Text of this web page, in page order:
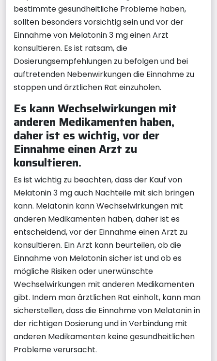
bestimmte gesundheitliche Probleme haben,
sollten besonders vorsichtig sein und vor der
Einnahme von Melatonin 3 mg einen Arzt
konsultieren. Es ist ratsam, die
Dosierungsempfehlungen zu befolgen und bei
auftretenden Nebenwirkungen die Einnahme zu
stoppen und ärztlichen Rat einzuholen.
Es kann Wechselwirkungen mit
anderen Medikamenten haben,
daher ist es wichtig, vor der
Einnahme einen Arzt zu
konsultieren.
Es ist wichtig zu beachten, dass der Kauf von
Melatonin 3 mg auch Nachteile mit sich bringen
kann. Melatonin kann Wechselwirkungen mit
anderen Medikamenten haben, daher ist es
entscheidend, vor der Einnahme einen Arzt zu
konsultieren. Ein Arzt kann beurteilen, ob die
Einnahme von Melatonin sicher ist und ob es
mögliche Risiken oder unerwünschte
Wechselwirkungen mit anderen Medikamenten
gibt. Indem man ärztlichen Rat einholt, kann man
sicherstellen, dass die Einnahme von Melatonin in
der richtigen Dosierung und in Verbindung mit
anderen Medikamenten keine gesundheitlichen
Probleme verursacht.